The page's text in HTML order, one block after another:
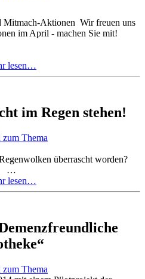
Mitmach-Aktionen Wir freuen uns
im April - machen Sie mit!
lesen…
im Regen stehen!
überrascht worden?
…
lesen…